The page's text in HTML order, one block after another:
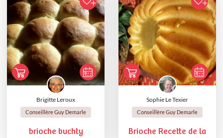
Brigitte Leroux
Conseillère Guy Demarle
brioche buchty
Sophie Le Texier
Conseillère Guy Demarle
Brioche Recette de la